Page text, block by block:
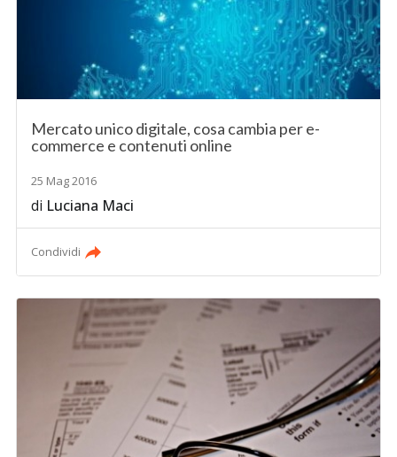
Mercato unico digitale, cosa cambia per e-
commerce e contenuti online
25 Mag 2016
di Luciana Maci
Condividi